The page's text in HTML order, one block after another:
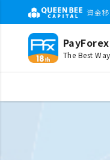
資金
PayForex
The Best